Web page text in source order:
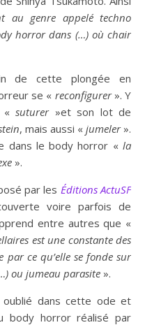
au genre appelé techno
horror dans (…) où chair
de cette plongée en
se « reconfigurer». Y
suturer»et son lot de
, mais aussi « jumeler».
dans le body horror « la
».
par les Éditions ActuSF
voire parfois de
entre autres que «
est une constante des
ce qu’elle se fonde sur
ou jumeau parasite ».
oublié dans cette ode et
body horror réalisé par